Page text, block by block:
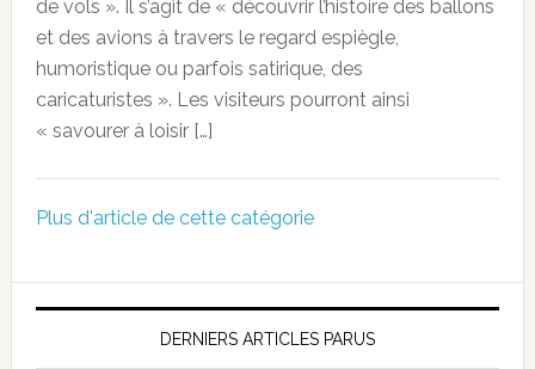
de vols ». Il s’agit de « découvrir l’histoire des ballons
et des avions à travers le regard espiègle,
humoristique ou parfois satirique, des
caricaturistes ». Les visiteurs pourront ainsi
« savourer à loisir […]
Plus d'article de cette catégorie
DERNIERS ARTICLES PARUS